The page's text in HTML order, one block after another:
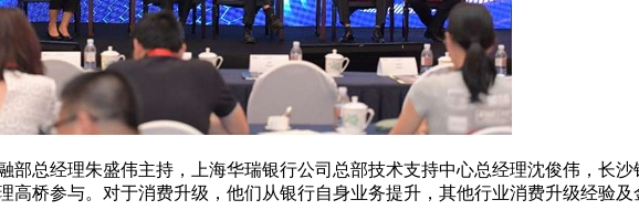
总经理朱盛伟主持，上海华瑞银行公司总部技术支持中心总经理沈俊伟，长
桥参与。对于消费升级，他们从银行自身业务提升，其他行业消费升级经验